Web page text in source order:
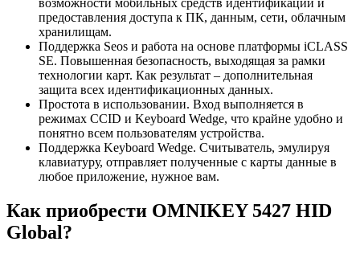
предоставления доступа к ПК, данным, сети, облачным
хранилищам.
Поддержка Seos и работа на основе платформы iCLASS
SE. Повышенная безопасность, выходящая за рамки
технологии карт. Как результат – дополнительная
защита всех идентификационных данных.
Простота в использовании. Вход выполняется в
режимах CCID и Keyboard Wedge, что крайне удобно и
понятно всем пользователям устройства.
Поддержка Keyboard Wedge. Считыватель, эмулируя
клавиатуру, отправляет полученные с карты данные в
любое приложение, нужное вам.
Как приобрести OMNIKEY 5427 HID
Global?